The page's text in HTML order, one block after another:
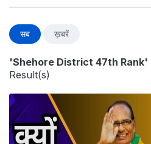
सब ख़बरें
'Shehore District 47th Rank'
Result(s)